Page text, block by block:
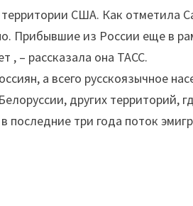
США. Как отметила
Прибывшие из России еще в
, – рассказала она ТАСС.
а всего русскоязычное
других территорий,
последние три года поток